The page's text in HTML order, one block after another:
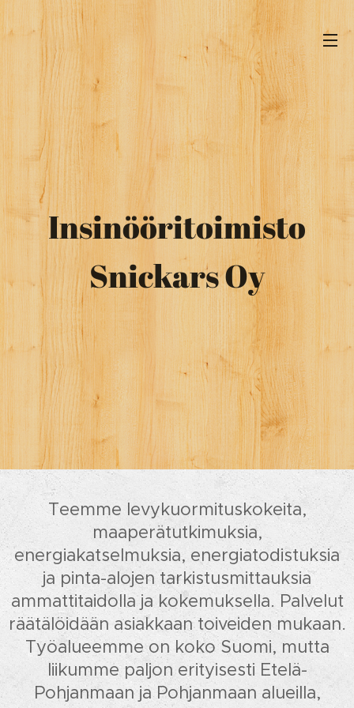
Insinööritoimisto
Snickars Oy
Teemme levykuormituskokeita,
maaperätutkimuksia,
energiakatselmuksia, energiatodistuksia
ja pinta-alojen tarkistusmittauksia
ammattitaidolla ja kokemuksella. Palvelut
räätälöidään asiakkaan toiveiden mukaan.
Työalueemme on koko Suomi, mutta
liikumme paljon erityisesti Etelä-
Pohjanmaan ja Pohjanmaan alueilla,